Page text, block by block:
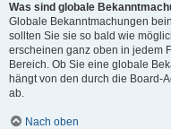
Was sind globale
Globale Bekanntmachungen
sollten Sie sie so bald wie
erscheinen ganz oben in jedem
Bereich. Ob Sie eine globale
hängt von den durch die Board-
ab.
Nach oben